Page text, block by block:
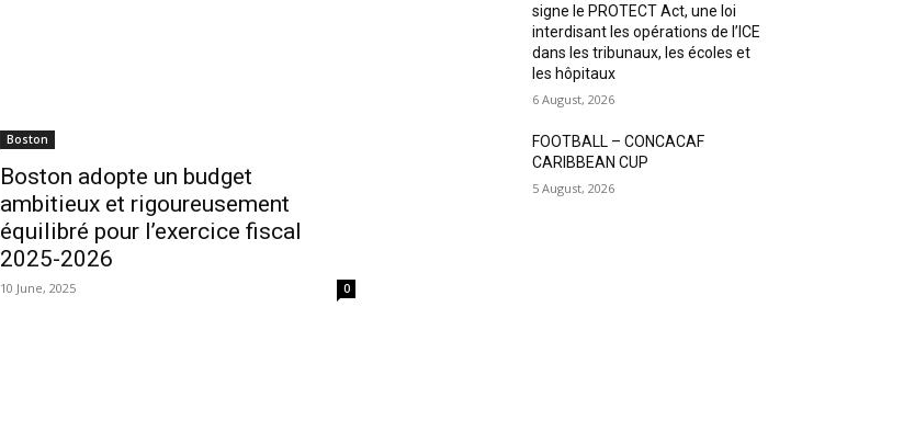
Boston
Boston adopte un budget
ambitieux et rigoureusement
équilibré pour l’exercice fiscal
2025-2026
10 June, 2025 0
signe le PROTECT Act, une loi
interdisant les opérations de l’ICE
dans les tribunaux, les écoles et
les hôpitaux
6 August, 2026
FOOTBALL – CONCACAF
CARIBBEAN CUP
5 August, 2026